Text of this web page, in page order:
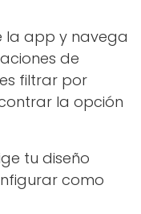
la app y navega
de
filtrar por
la opción
tu diseño
como